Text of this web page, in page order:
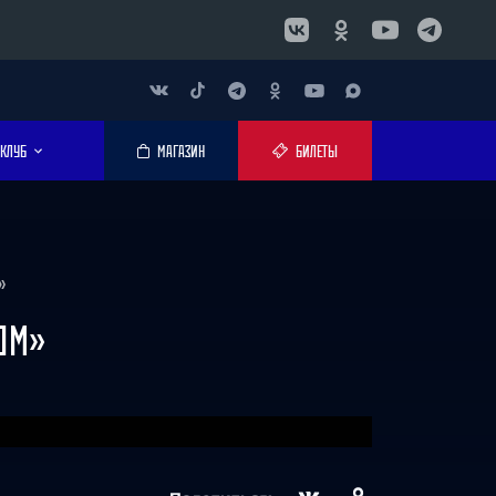
КЛУБ МАГАЗИН БИЛЕТЫ